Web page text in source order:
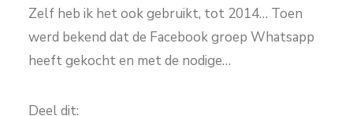
Zelf heb ik het ook gebruikt, tot 2014… Toen
werd bekend dat de Facebook groep Whatsapp
heeft gekocht en met de nodige…
Deel dit: